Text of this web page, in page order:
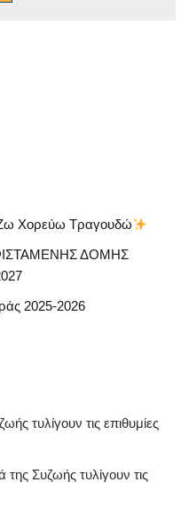
Χορεύω Τραγουδώ
ΔΟΜΗΣ
2025-2026
τυλίγουν τις επιθυμίες
της Συζωής τυλίγουν τις